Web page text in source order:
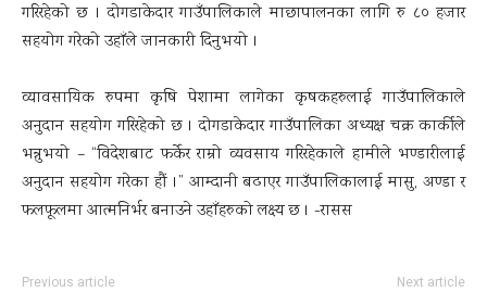
गरिरहेको छ । दोगडाकेदार गाउँपालिकाले माछापालनका लागि रु ८० हजार
सहयोग गरेको उहाँले जानकारी दिनुभयो ।
व्यावसायिक रुपमा कृषि पेशामा लागेका कृषकहरुलाई गाउँपालिकाले
अनुदान सहयोग गरिरहेको छ । दोगडाकेदार गाउँपालिका अध्यक्ष चक्र कार्कीले
भन्नुभयो – “विदेशबाट फर्केर राम्रो व्यवसाय गरिरहेकाले हामीले भण्डारीलाई
अनुदान सहयोग गरेका हौं ।” आम्दानी बढाएर गाउँपालिकालाई मासु, अण्डा र
फलफूलमा आत्मनिर्भर बनाउने उहाँहरुको लक्ष्य छ । -रासस
Previous article Next article